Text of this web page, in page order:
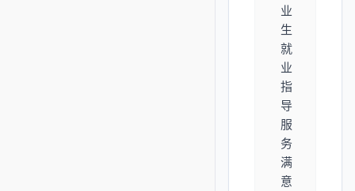
业
生
就
业
指
导
服
务
满
意